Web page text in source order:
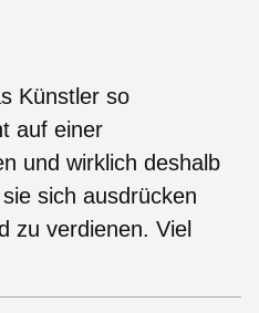
Künstler so
auf einer
und wirklich deshalb
sich ausdrücken
zu verdienen. Viel